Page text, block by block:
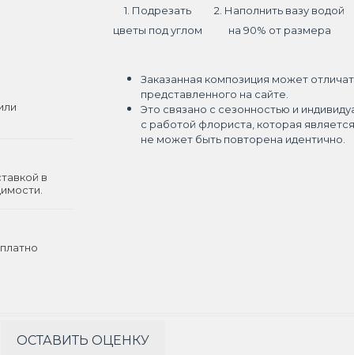
в
1. Подрезать
цветы под углом
2. Наполнить вазу водой
на 90% от размера
Заказанная композиция может
представленного на сайте.
Это связано с сезонностью и
с работой флориста, которая
не может быть повторена идентично.
ОСТАВИТЬ ОЦЕНКУ